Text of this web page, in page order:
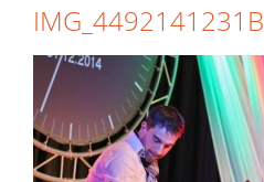
IMG_4492141231B